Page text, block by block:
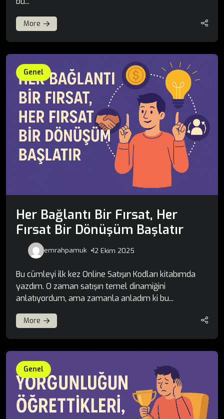
More
Genel
Her Bağlantı Bir Fırsat, Her
Fırsat Bir Dönüşüm Başlatır
emrahpamuk 12 Ekim 2025
Bu cümleyi ilk kez Online Satışın Kodları kitabımda
yazdım. O zaman satışın temel dinamiğini
anlatıyordum, ama zamanla anladım ki bu...
More
Genel